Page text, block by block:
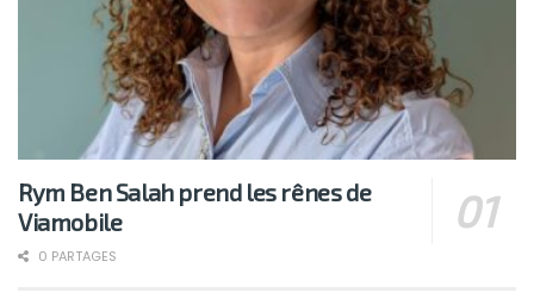
Rym Ben Salah prend les rênes de
Viamobile
0 PARTAGES